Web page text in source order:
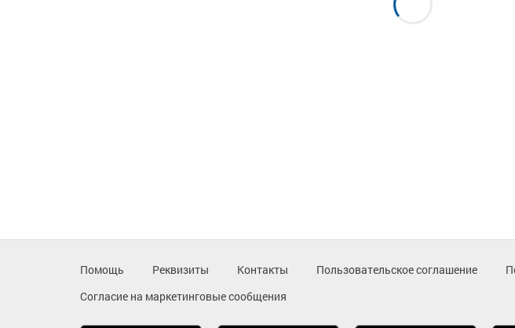
Помощь Реквизиты Контакты Пользовательское соглашение
Согласие на маркетинговые сообщения